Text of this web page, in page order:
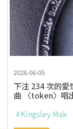
2026-06-05
下注 234 次的
曲 〈token〉唱
#Kingsley Mak